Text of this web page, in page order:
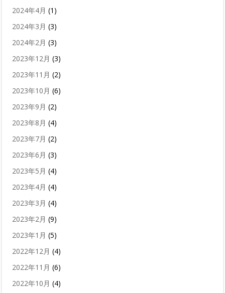
2024年4月 (1)
2024年3月 (3)
2024年2月 (3)
2023年12月 (3)
2023年11月 (2)
2023年10月 (6)
2023年9月 (2)
2023年8月 (4)
2023年7月 (2)
2023年6月 (3)
2023年5月 (4)
2023年4月 (4)
2023年3月 (4)
2023年2月 (9)
2023年1月 (5)
2022年12月 (4)
2022年11月 (6)
2022年10月 (4)